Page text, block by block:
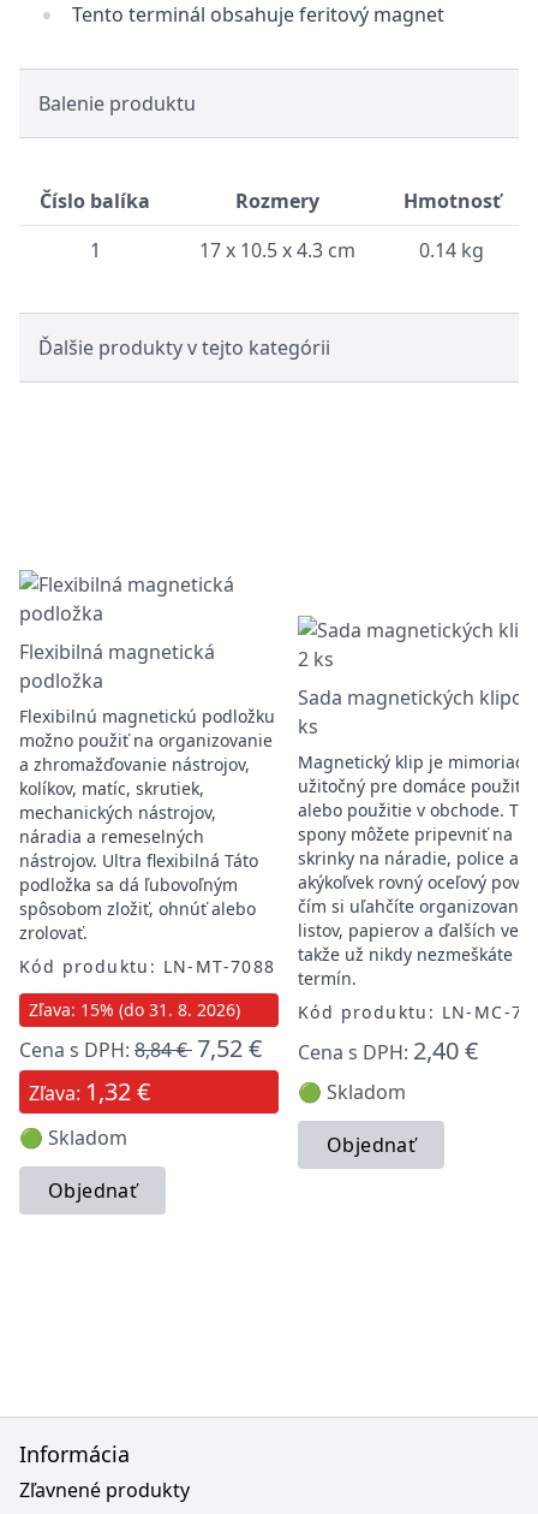
Tento terminál obsahuje feritový magnet
Balenie produktu
Číslo balíka Rozmery
Hmotnosť
1
17 x 10.5 x 4.3 cm 0.14 kg
Ďalšie produkty v tejto kategórii
Flexibilná magnetická
podložka
Flexibilnú magnetickú podložku
možno použiť na organizovanie
a zhromažďovanie nástrojov,
kolíkov, matíc, skrutiek,
mechanických nástrojov,
náradia a remeselných
nástrojov. Ultra flexibilná Táto
podložka sa dá ľubovoľným
spôsobom zložiť, ohnúť alebo
zrolovať.
Kód produktu: LN-MT-7088
Zľava: 15% (do 31. 8. 2026)
Cena s DPH: 8,84 € 7,52 €
Zľava: 1,32 €
🟢 Skladom
Objednať
Sada magnetických
ks
Magnetický klip je
užitočný pre domáce použitie
alebo použitie v obchode.
spony môžete pripevniť na
skrinky na náradie, police
akýkoľvek rovný oceľový
čím si uľahčíte organizovanie
listov, papierov a ďalších vecí,
takže už nikdy nezmeškáte
termín.
Kód produktu: LN-MC-
Cena s DPH: 2,40 €
🟢 Skladom
Objednať
Informácia
Zľavnené produkty